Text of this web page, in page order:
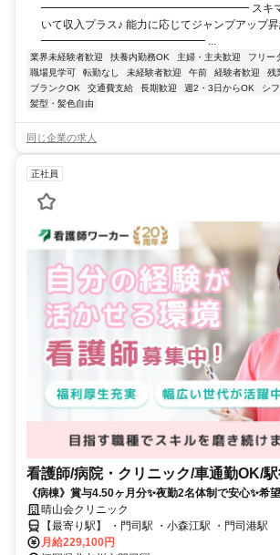
━━━━━━━━━━━━━━━━━━━ スキマ時
いて収入プラス♪ 能力に応じてジャンプアッ
━━━━━━━━━━━━━━━ ...
業界未経験者歓迎 扶養内勤務OK 主婦・主夫歓迎 フリー
職場見学可
転勤なし 未経験者歓迎 午前 経験者歓迎 残
ブランクOK
交通費支給 長期歓迎 週2・3日からOK シ
髪型・髪色自由
同じ企業の求人
正社員
看護師/病院・クリニック/車通勤OK/
《病棟》賞与4.50ヶ月分✨夜勤2名体制で安心✨希
り✨JR「門司駅」徒歩5分✨19床を備えるクリニック
晴山会クリニック
【最寄り駅】 ・門司駅 ・小森江駅 ・門司港駅
月給229,100円